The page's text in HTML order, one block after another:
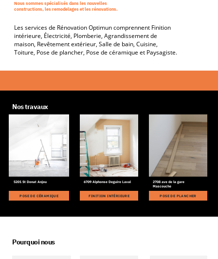
Nous sommes spécialisés dans les nouvelles
constructions, les remodelages et les rénovations.
Les services de Rénovation Optimun comprennent Finition
intérieure, Électricité, Plomberie, Agrandissement de
maison, Revêtement extérieur, Salle de bain, Cuisine,
Toiture, Pose de plancher, Pose de céramique et Paysagiste.
Nos travaux
5201 St Donat Anjou
POSE DE CÉRAMIQUE
6709 Alphonse Deguire Laval
FINITION INTÉRIEURE
2708 ave de la gare
Mascouche
POSE DE PLANCHER
Pourquoi nous